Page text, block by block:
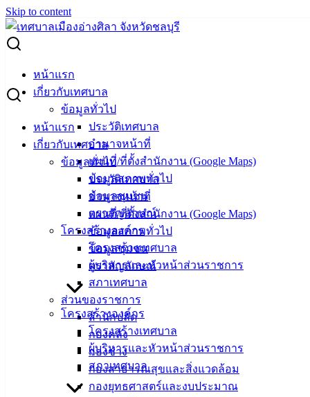
Skip to content
หน้าแรก
เกี่ยวกับเทศบาล
ข้อมูลทั่วไป
ประวัติเทศบาล
อำนาจหน้าที่
แผนที่/ที่ตั้งสำนักงาน (Google Maps)
ข้อมูลสภาพทั่วไป
ข้อมูลชุมชน
ตราสัญลักษณ์
โครงสร้างองค์กร
โครงสร้างเทศบาล
ผู้บริหารและหัวหน้าส่วนราชการ
สภาเทศบาล
ส่วนของราชการ
สำนักปลัด
กองคลัง
กองช่าง
กองสาธารณสุขและสิ่งแวดล้อม
กองยุทธศาสตร์และงบประมาณ
หน้าแรก
เกี่ยวกับเทศบาล
ข้อมูลทั่วไป
ประวัติเทศบาล
อำนาจหน้าที่
แผนที่/ที่ตั้งสำนักงาน (Google Maps)
ข้อมูลสภาพทั่วไป
ข้อมูลชุมชน
ตราสัญลักษณ์
โครงสร้างองค์กร
โครงสร้างเทศบาล
ผู้บริหารและหัวหน้าส่วนราชการ
สภาเทศบาล
Search for:
ผู้ชนะการเสนอราคา ซื้อเครื่องรับส่งวิทยุระบบ VHF-FM ชนิด
มือถือ
ผู้ชนะการเสนอราคา ซื้อเครื่องรับส่งวิทยุ
ระบบ VHF-FM ชนิดมือถือ
สิงหาคม 23, 2023 vichakarn
ซื้อเครื่องรับส่งวิทยุระบบ VHF-FM ดาวน์โหลด
เมืองอ่าง
เทศบาลเมือง